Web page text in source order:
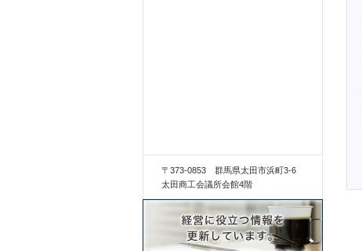
〒373-0853 群馬県太田市浜町3-6
太田商工会議所会館4階